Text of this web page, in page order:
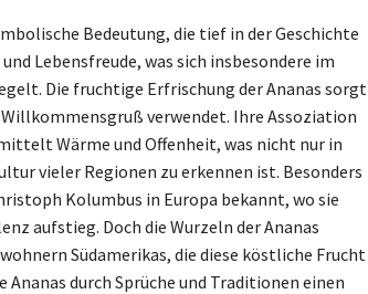
Bedeutung, die tief in der Geschichte
Lebensfreude, was sich insbesondere im
Die fruchtige Erfrischung der Ananas sorgt
verwendet. Ihre Assoziation
Wärme und Offenheit, was nicht nur in
vieler Regionen zu erkennen ist. Besonders
Kolumbus in Europa bekannt, wo sie
aufstieg. Doch die Wurzeln der Ananas
Südamerikas, die diese köstliche Frucht
durch Sprüche und Traditionen einen